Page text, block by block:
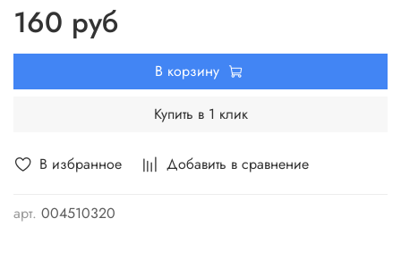
В избранное Добавить в сравнение
арт. 004510320
160 руб
В корзину
Купить в 1 клик